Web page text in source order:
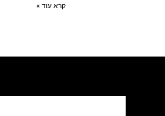
קרא עוד »